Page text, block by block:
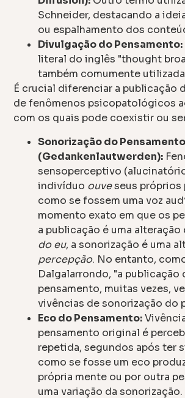
Schneider, destacando a
ou espalhamento dos
Divulgação do Pensamento:
literal do inglês "thought
também comumente
É crucial diferenciar a publicação
de fenômenos psicopatológicos
com os quais pode coexistir ou
Sonorização do Pensamento
(Gedankenlautwerden):
sensoperceptivo
indivíduo ouveseus próprios
como se fossem uma voz
momento exato em que os
a publicação é uma alteração
do eu, a sonorização é uma
percepção. No entanto,
Dalgalarrondo, "a publicação
pensamento, muitas vezes,
vivências de sonorização do
Eco do Pensamento:
pensamento original é
repetida, segundos após ter
como se fosse um eco
própria mente ou por outra
uma variação da sonorização.